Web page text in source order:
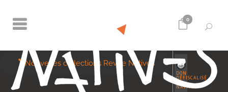
0
Nouvelles collections Revue Natives
DON
DÉFISCALISÉ
À
NATIVES